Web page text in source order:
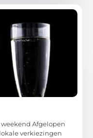
Afgelopen
verkiezingen